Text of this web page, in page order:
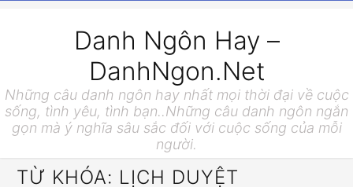
Danh Ngôn Hay –
DanhNgon.Net
Những câu danh ngôn hay nhất mọi thời đại về cuộc
sống, tình yêu, tình bạn..Những câu danh ngôn ngắn
gọn mà ý nghĩa sâu sắc đối với cuộc sống của mỗi
người.
TỪ KHÓA: LỊCH DUYỆT